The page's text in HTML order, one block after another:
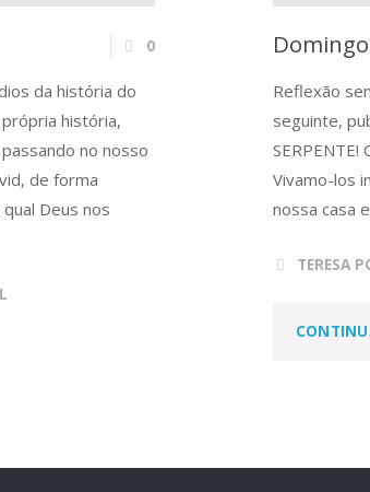
0
da história do
história,
no nosso
de forma
Deus nos
Reflexão
seguinte,
Vivamo-los
nossa casa
TERESA